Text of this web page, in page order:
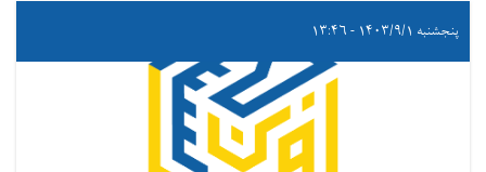
پنجشنبه ۱۴۰۳/۹/۱ - ۱۳:۴۶